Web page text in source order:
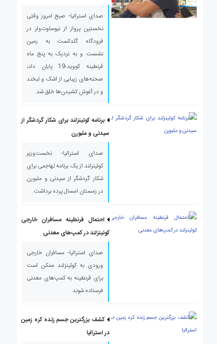
صدای استرالیا- صبح امروز وقتی
نخستین پرواز از نیوساوت‌ولز در
فرودگاه گلدکست به زمین
نشست و به نزدیک به پنج ماه
قرنطینه کووید-19 پایان داد،
صحنه‌های زیبایی از اشک و لبخند
و در آغوش کشیدن‌ها خلق شد.
برنامه کوئینزلند برای شکار گردشگر از
سیدنی و ملبورن
صدای استرالیا- نخست‌وزیر
کوئینزلند از یک برنامه تهاجمی برای
شکار گردشگر از سیدنی و ملبورن
در زمستان امسال پرده برداشت.
احتمال قرنطینه مسافران خارجی
کوئینزلند در کمپ‌های معدنی
صدای استرالیا- مسافران خارجی
ورودی به کوئینزلند ممکن است
برای قرنطینه به کمپ‌های معدنی
فرستاده شوند.
کشف بزرگترین جسم زنده کره زمین
در استرالیا